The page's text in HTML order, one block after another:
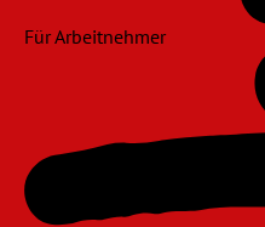
Für Arbeitnehmer